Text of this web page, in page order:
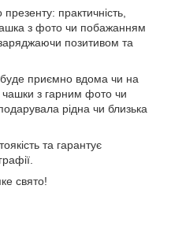
практичність,
з фото чи побажанням
позитивом та
приємно вдома чи на
чашки з гарним фото чи
рідна чи близька
та гарантує
свято!